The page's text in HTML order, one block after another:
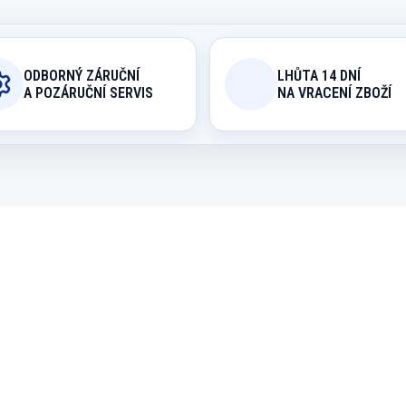
ODBORNÝ ZÁRUČNÍ
A POZÁRUČNÍ SERVIS
LHŮTA 14 DNÍ
NA VRACENÍ ZBOŽÍ